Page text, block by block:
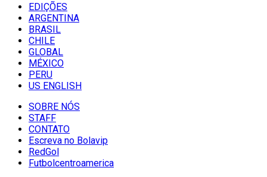
EDIÇÕES
ARGENTINA
BRASIL
CHILE
GLOBAL
MÉXICO
PERU
US ENGLISH
SOBRE NÓS
STAFF
CONTATO
Escreva no Bolavip
RedGol
Futbolcentroamerica